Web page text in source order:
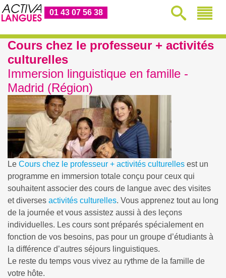
01 43 07 56 38
Cours chez le professeur + activités
culturelles
Immersion linguistique en famille -
Madrid (Région)
Le Cours chez le professeur + activités culturelles est un
programme en immersion totale conçu pour ceux qui
souhaitent associer des cours de langue avec des visites
et diverses activités culturelles. Vous apprenez tout au long
de la journée et vous assistez aussi à des leçons
individuelles. Les cours sont préparés spécialement en
fonction de vos besoins, pas pour un groupe d’étudiants à
la différence d’autres séjours linguistiques.
Le reste du temps vous vivez au rythme de la famille de
votre hôte.